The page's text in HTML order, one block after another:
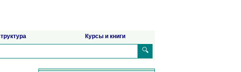
Курсы и книги
🔍